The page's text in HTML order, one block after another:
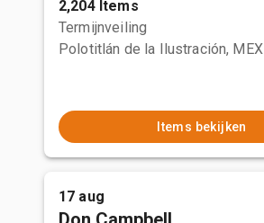
2,204 Items
Termijnveiling
Polotitlán de la Ilustración, MEX
Items bekijken
17 aug